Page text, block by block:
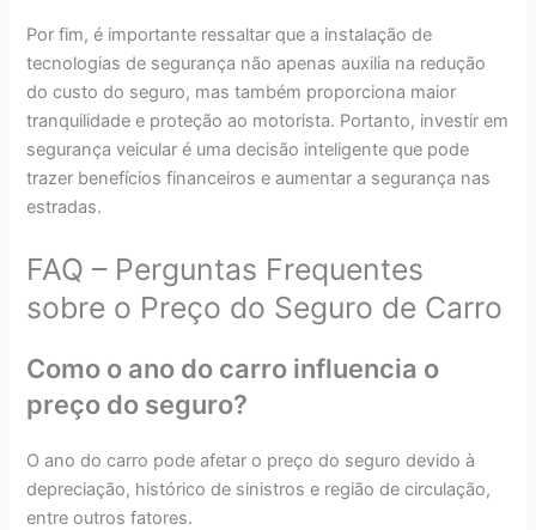
Por fim, é importante ressaltar que a instalação de
tecnologias de segurança não apenas auxilia na redução
do custo do seguro, mas também proporciona maior
tranquilidade e proteção ao motorista. Portanto, investir em
segurança veicular é uma decisão inteligente que pode
trazer benefícios financeiros e aumentar a segurança nas
estradas.
FAQ – Perguntas Frequentes
sobre o Preço do Seguro de Carro
Como o ano do carro influencia o
preço do seguro?
O ano do carro pode afetar o preço do seguro devido à
depreciação, histórico de sinistros e região de circulação,
entre outros fatores.